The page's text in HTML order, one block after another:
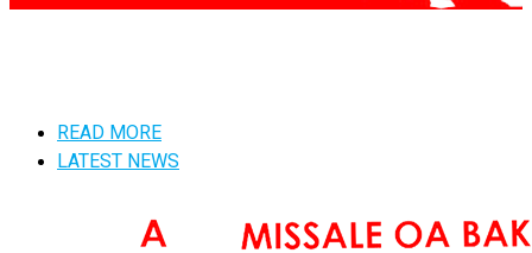
READ MORE
LATEST NEWS